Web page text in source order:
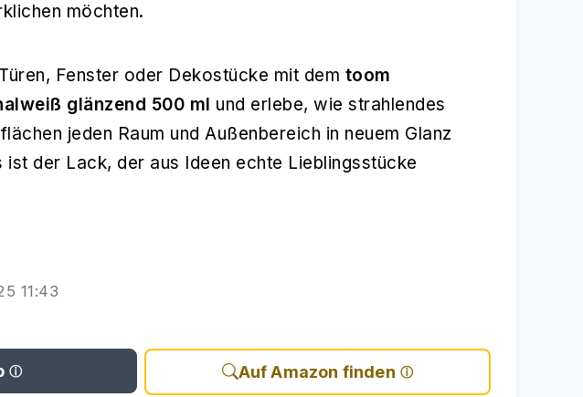
möchten.
Fenster oder Dekostücke mit dem toom
glänzend 500 ml und erlebe, wie strahlendes
jeden Raum und Außenbereich in neuem Glanz
ist der Lack, der aus Ideen echte Lieblingsstücke
11:43
Auf Amazon finden